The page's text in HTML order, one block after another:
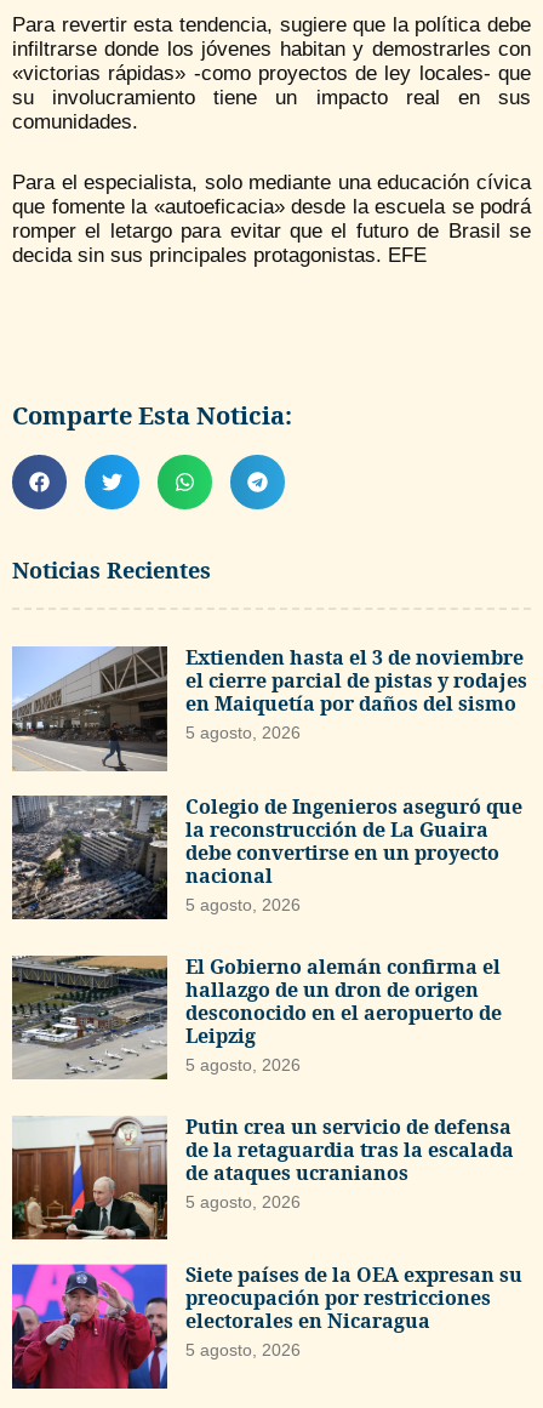
Noticias Recientes
Extienden hasta el 3 de noviembre
el cierre parcial de pistas y rodajes
en Maiquetía por daños del sismo
5 agosto, 2026
Colegio de Ingenieros aseguró que
la reconstrucción de La Guaira
debe convertirse en un proyecto
nacional
5 agosto, 2026
El Gobierno alemán confirma el
hallazgo de un dron de origen
desconocido en el aeropuerto de
Leipzig
5 agosto, 2026
Putin crea un servicio de defensa
de la retaguardia tras la escalada
de ataques ucranianos
5 agosto, 2026
Siete países de la OEA expresan su
preocupación por restricciones
electorales en Nicaragua
5 agosto, 2026
Para revertir esta tendencia, sugiere que la política debe
infiltrarse donde los jóvenes habitan y demostrarles con
«victorias rápidas» -como proyectos de ley locales- que
su involucramiento tiene un impacto real en sus
comunidades.
Para el especialista, solo mediante una educación cívica
que fomente la «autoeficacia» desde la escuela se podrá
romper el letargo para evitar que el futuro de Brasil se
decida sin sus principales protagonistas. EFE
Comparte Esta Noticia: